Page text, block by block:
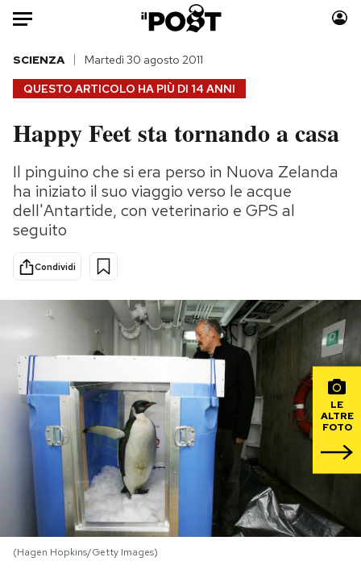
Auto
HOME
Italia
Politica
Tecnologia
Internet
Scienza
Cultura
Economia
Sport
Moda
Consumismi
Storie/Idee
Altrecose
Mondiali calcio 2026
PODCAST
NEWSLETTER
I MIEI PREFERITI
SHOP
QUESTO ARTICOLO HA PIÙ DI 14 ANNI
SCIENZA Martedì 30 agosto 2011
Happy Feet sta tornando a casa
Il pinguino che si era perso in Nuova Zelanda
ha iniziato il suo viaggio verso le acque
dell'Antartide, con veterinario e GPS al
seguito
Condividi
LE
ALTRE
FOTO
(Hagen Hopkins/Getty Images)